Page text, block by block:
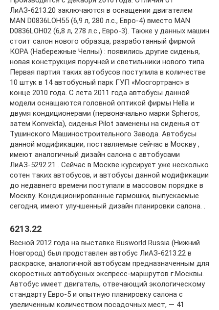
ЛиАЗ-6213.20 заключаются в оснащении двигателем
MAN D0836LOH55 (6,9 л, 280 л.с., Евро-4) вместо MAN
D0836LOH02 (6,8 л, 278 л.c., Евро-3). Также у данных машин
стоит салон нового образца, разработанный фирмой
КОРА (Набережные Челны) : появились другие сиденья,
новая конструкция поручней и светильники нового типа.
Первая партия таких автобусов поступила в количестве
10 штук в 14 автобусный парк ГУП «Мосгортранс» в
конце 2010 года. C лета 2011 года автобусы данной
модели оснащаются головной оптикой фирмы Hella и
двумя кондиционерами (первоначально марки Spheros,
затем Konvekta), сиденья Pilot заменены на сиденья от
Тушинского Машиностроительного Завода. Автобусы
данной модификации, поставляемые сейчас в Москву ,
имеют аналогичный дизайн салона с автобусами
ЛиАЗ-5292.21 . Сейчас в Москве курсирует уже несколько
сотен таких автобусов, и автобусы данной модификации
до недавнего времени поступали в массовом порядке в
Москву. Кондиционированные гармошки, выпускаемые
сегодня, имеют улучшенный дизайн планировки салона. .
6213.22
Весной 2012 года на выставке Busworld Russia (Нижний
Новгород) был продставлен автобус ЛиАЗ-6213.22 в
раскраске, аналогичной автобусам предназначенным для
скоростных автобусных экспресс-маршрутов г.Москвы.
Автобус имеет двигатель, отвечающий экологическому
стандарту Евро-5 и опытную планировку салона с
увеличенным количеством посадочных мест, — 41